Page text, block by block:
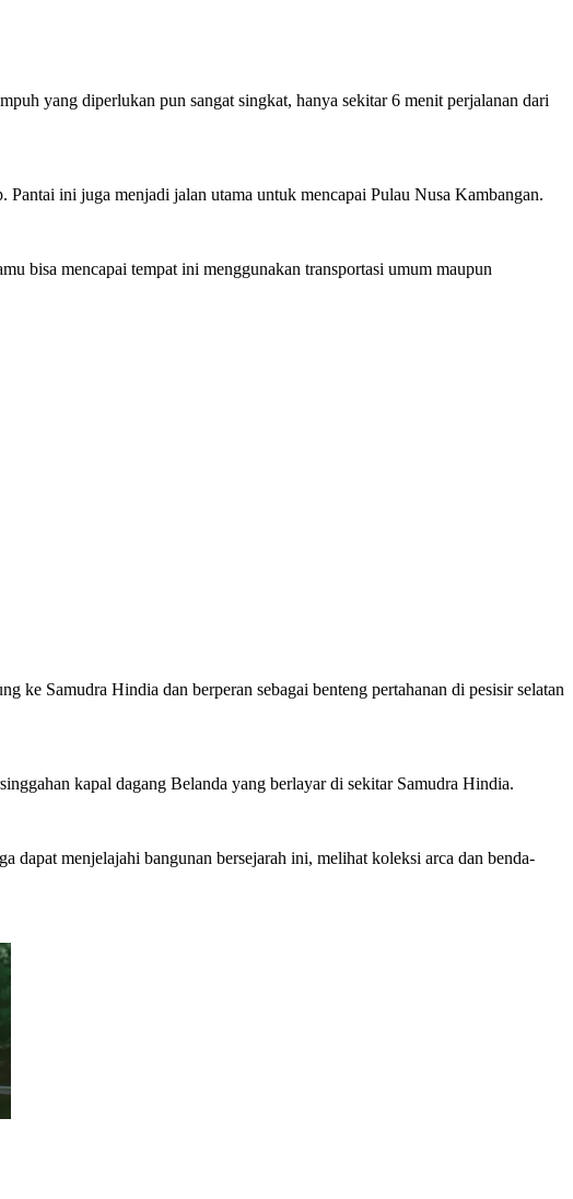
yang diperlukan pun sangat singkat, hanya sekitar 6 menit perjalanan dari
ini juga menjadi jalan utama untuk mencapai Pulau Nusa Kambangan.
bisa mencapai tempat ini menggunakan transportasi umum maupun
ke Samudra Hindia dan berperan sebagai benteng pertahanan di pesisir selatan
kapal dagang Belanda yang berlayar di sekitar Samudra Hindia.
dapat menjelajahi bangunan bersejarah ini, melihat koleksi arca dan benda-